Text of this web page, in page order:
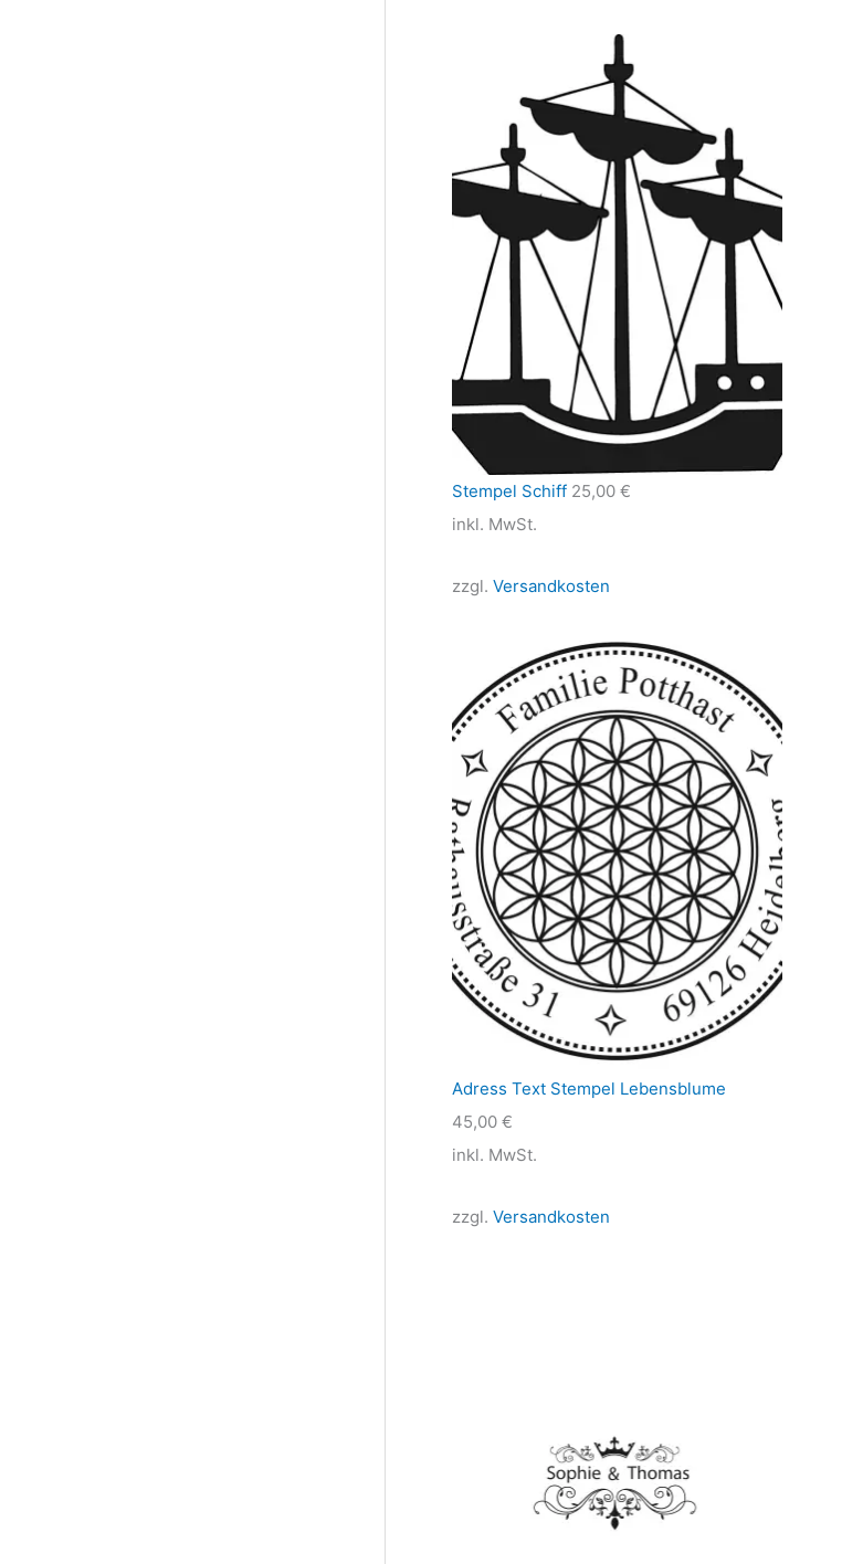
Stempel Schiff 25,00 €
inkl. MwSt.
zzgl. Versandkosten
Adress Text Stempel Lebensblume
45,00 €
inkl. MwSt.
zzgl. Versandkosten